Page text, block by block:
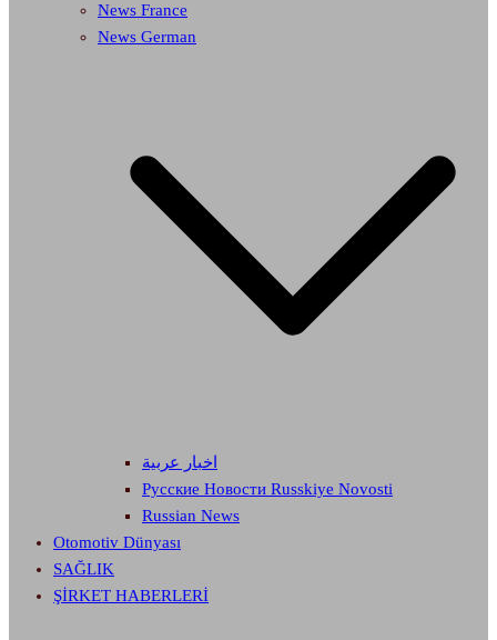
News France
News German
اخبار عربية
Русские Новости Russkiye Novosti
Russian News
Otomotiv Dünyası
SAĞLIK
ŞİRKET HABERLERİ